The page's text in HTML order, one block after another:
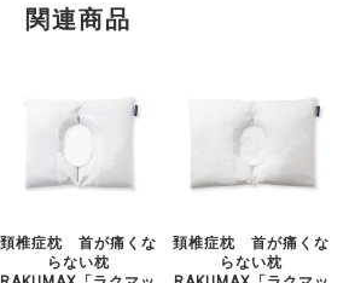
が、 肩がすごく楽になっているそうです。
関連商品
頚椎症枕 首が痛くな
らない枕
頚椎症枕 首が痛くな
らない枕